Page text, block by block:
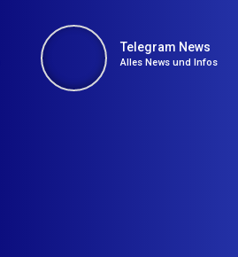
Telegram News
Alles News und Infos